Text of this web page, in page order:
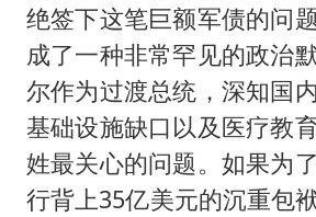
绝签下这笔巨额军债的问
成了一种非常罕见的政治
尔作为过渡总统，深知国
基础设施缺口以及医疗教
姓最关心的问题。如果为
行背上35亿美元的沉重包